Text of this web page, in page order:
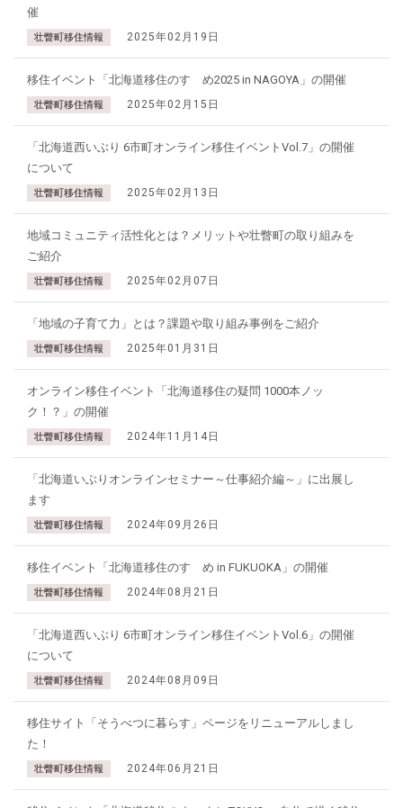
催
壮瞥町移住情報 2025年02月19日
移住イベント「北海道移住のすゝめ2025 in NAGOYA」の開催
壮瞥町移住情報 2025年02月15日
「北海道西いぶり 6市町オンライン移住イベントVol.7」の開催
について
壮瞥町移住情報 2025年02月13日
地域コミュニティ活性化とは？メリットや壮瞥町の取り組みを
ご紹介
壮瞥町移住情報 2025年02月07日
「地域の子育て力」とは？課題や取り組み事例をご紹介
壮瞥町移住情報 2025年01月31日
オンライン移住イベント「北海道移住の疑問 1000本ノッ
ク！？」の開催
壮瞥町移住情報 2024年11月14日
「北海道いぶりオンラインセミナー～仕事紹介編～」に出展し
ます
壮瞥町移住情報 2024年09月26日
移住イベント「北海道移住のすゝめ in FUKUOKA」の開催
壮瞥町移住情報 2024年08月21日
「北海道西いぶり 6市町オンライン移住イベントVol.6」の開催
について
壮瞥町移住情報 2024年08月09日
移住サイト「そうべつに暮らす」ページをリニューアルしまし
た！
壮瞥町移住情報 2024年06月21日